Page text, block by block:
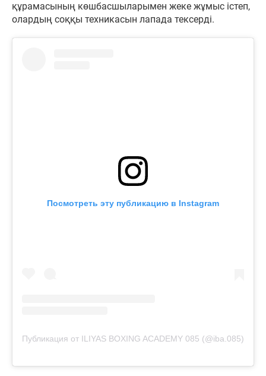
құрамасының көшбасшыларымен жеке жұмыс істеп,
олардың соққы техникасын лапада тексерді.
Посмотреть эту публикацию в Instagram
Публикация от ILIYAS BOXING ACADEMY 085 (@iba.085)